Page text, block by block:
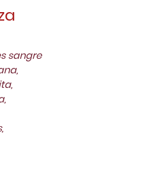
sangre